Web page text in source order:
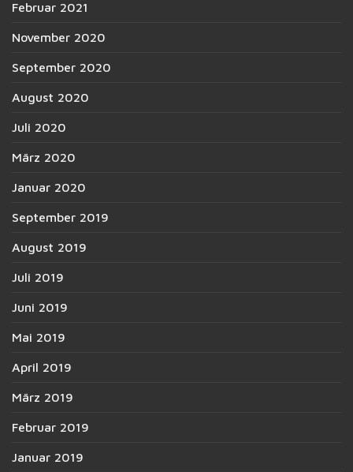
Februar 2021
November 2020
September 2020
August 2020
Juli 2020
März 2020
Januar 2020
September 2019
August 2019
Juli 2019
Juni 2019
Mai 2019
April 2019
März 2019
Februar 2019
Januar 2019